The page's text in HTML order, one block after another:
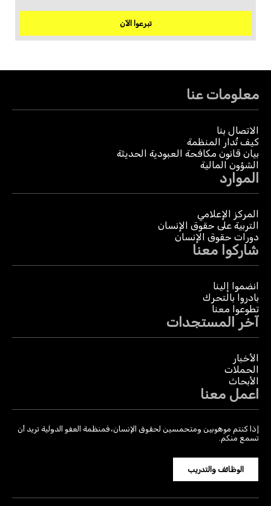
تبرعوا الآن
معلومات عنا
الاتصال بنا
كيف تُدار المنظمة
بيان قانون مكافحة العبودية الحديثة
الشؤون المالية
الموارد
المركز الإعلامي
التربية على حقوق الإنسان
دورات حقوق الإنسان
شاركوا معنا
انضموا إلينا
بادروا بالتحرك
تطوعوا معنا
آخر المستجدات
الأخبار
الحملات
الأبحاث
اعمل معنا
إذا كنتم موهوبين ومتحمسين لحقوق الإنسان، فمنظمة العفو الدولية تريد أن
تسمع منكم.
الوظائف والتدريب